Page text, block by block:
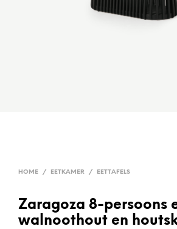
HOME / EETKAMER / EETTAFELS
Zaragoza 8-persoons
walnoothout en